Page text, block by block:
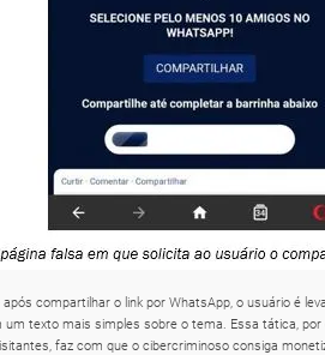
compartilhar o link por WhatsApp, o usuário é
um texto mais simples sobre o tema. Essa tática,
faz com que o cibercriminoso consiga